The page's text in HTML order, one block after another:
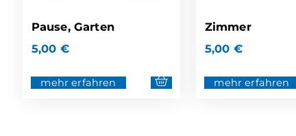
Pause, Garten
5,00 €
mehr erfahren
Zimmer
5,00 €
mehr erfahren